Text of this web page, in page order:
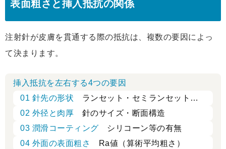
表面粗さと挿入抵抗の関係
注射針が皮膚を貫通する際の抵抗は、複数の要因によっ
て決まります。
挿入抵抗を左右する4つの要因
01 針先の形状 ランセット・セミランセットなど
02 外径と肉厚 針のサイズ・断面構造
03 潤滑コーティング
シリコーン等の有無
04 外面の表面粗さ
Ra値（算術平均粗さ）